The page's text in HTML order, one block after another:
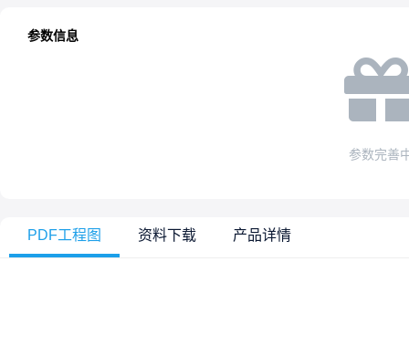
参数信息
参数完善
PDF工程图 资料下载 产品详情